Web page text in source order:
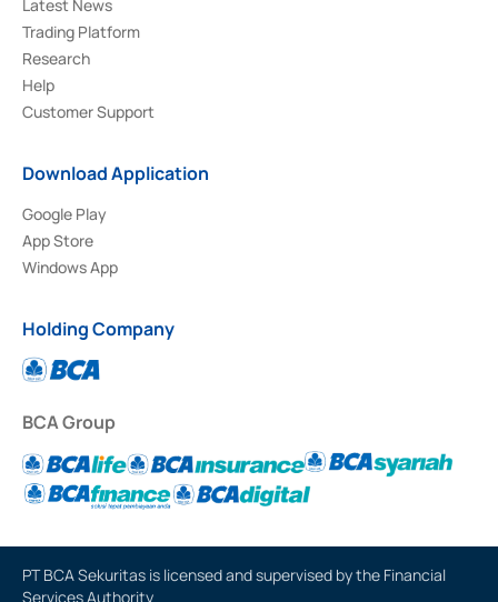
Latest News
Trading Platform
Research
Help
Customer Support
Download Application
Google Play
App Store
Windows App
Holding Company
BCA Group
PT BCA Sekuritas is licensed and supervised by the Financial
Services Authority